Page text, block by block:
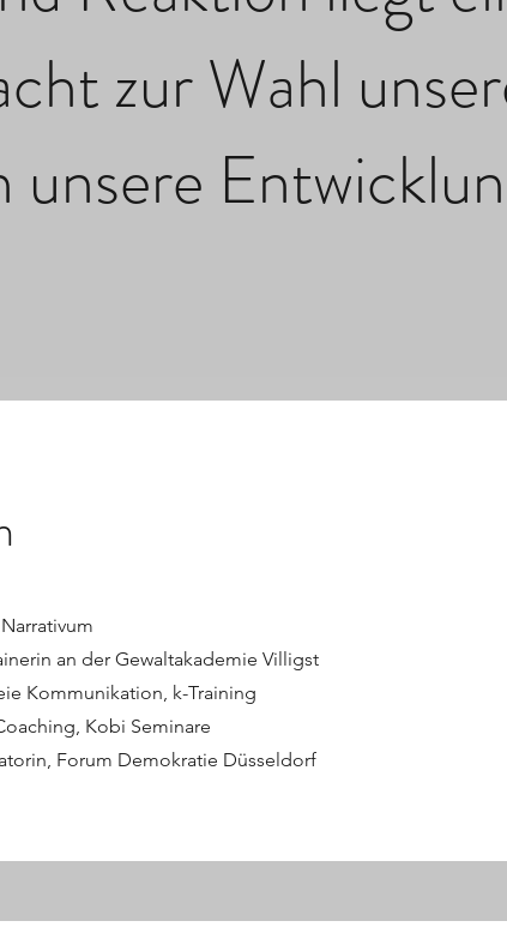
zur Wahl
unsere
an der Gewaltakademie Villigst
Kommunikation, k-Training
Kobi Seminare
Forum Demokratie Düsseldorf